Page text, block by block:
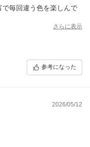
毎回違う色を楽しんで
さらに表示
参考になった
2026/05/12